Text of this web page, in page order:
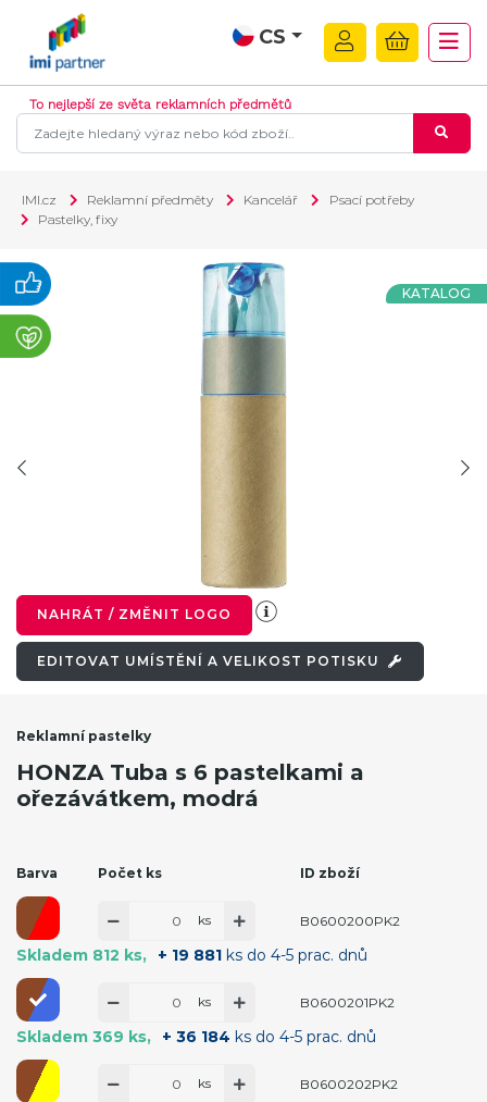
CS
To nejlepší ze světa reklamních předmětů
IMI.cz Reklamní předměty Kancelář
Psací potřeby
Pastelky, fixy
KATALOG
NAHRÁT / ZMĚNIT LOGO
EDITOVAT UMÍSTĚNÍ A VELIKOST POTISKU
Reklamní pastelky
HONZA Tuba s 6 pastelkami a
ořezávátkem, modrá
Barva Počet ks ID zboží
Skladem 812 ks + 19 881 ks do 4-5 prac. dnů
ks B0600200PK2
Skladem 369 ks + 36 184 ks do 4-5 prac. dnů
ks B0600201PK2
ks B0600202PK2